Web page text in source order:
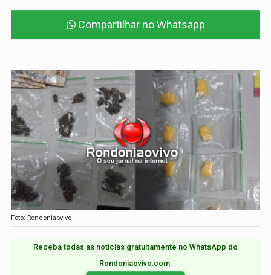
Compartilhar no Whatsapp
Foto: Rondoniaovivo
Receba todas as notícias gratuitamente no WhatsApp do
Rondoniaovivo.com.​